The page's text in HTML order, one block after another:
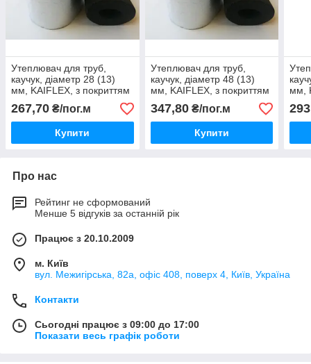
Утеплювач для труб,
каучук, діаметр 28 (13)
мм, KAIFLEX, з покриттям
алюхолст для зовнішнього
застосування.
267,70 ₴/пог.м
Купити
Утеплювач для труб,
каучук, діаметр 48 (13)
мм, KAIFLEX, з покриттям
алюхолст для зовнішнього
застосування.
347,80₴/пог.м
Купити
мм,
293
Про нас
Рейтинг не сформований
Менше 5 відгуків за останній рік
Працює з 20.10.2009
м. Київ
вул. Межигірська, 82а, офіс 408, поверх 4, Київ, Україна
Контакти
Сьогодні працює з 09:00 до 17:00
Показати весь графік роботи